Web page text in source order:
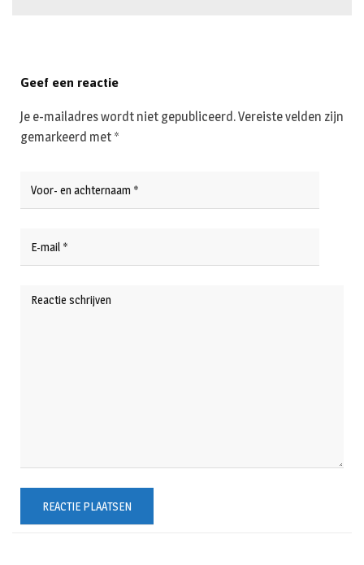
Geef een reactie
Je e-mailadres wordt niet gepubliceerd.Vereiste velden zijn
gemarkeerd met *